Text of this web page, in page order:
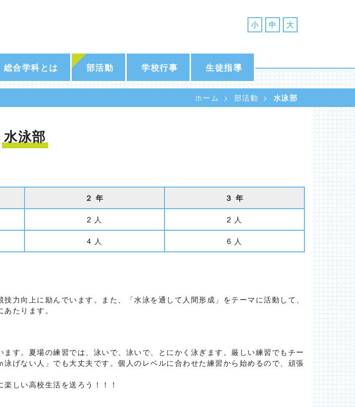
小 中 大
総合学科とは 部活動 学校行事 生徒指導
ホーム 部活動 水泳部
水泳部
２ 年
３ 年
2 人 2 人
4 人 6 人
力向上に励んでいます。また、「水泳を通して人間形成」をテーマに活動して、
たります。
す。夏場の練習では、泳いで、泳いで、とにかく泳ぎます。厳しい練習でもチー
げない人」でも大丈夫です。個人のレベルに合わせた練習から始めるので、頑張
しい高校生活を送ろう！！！